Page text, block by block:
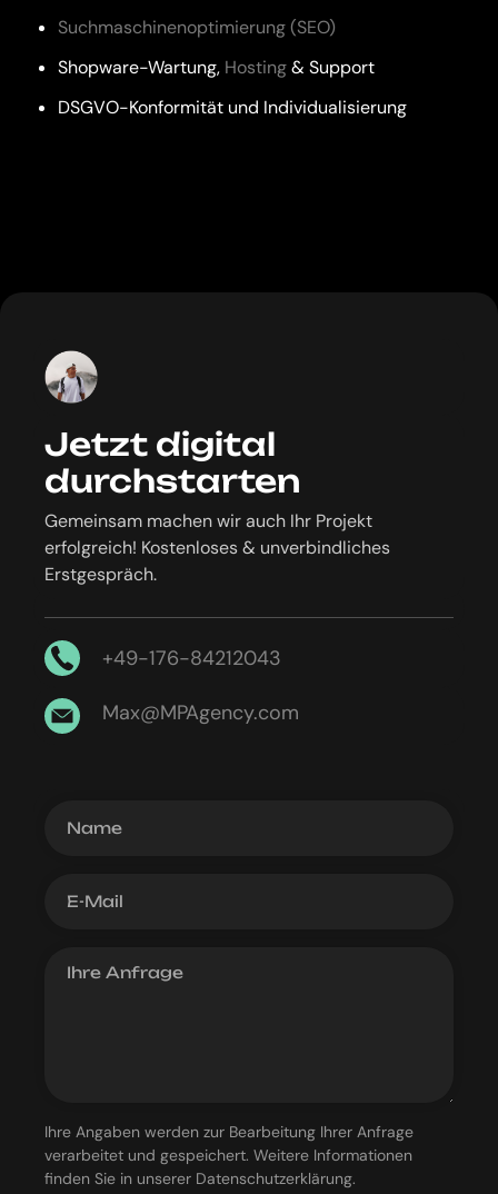
Suchmaschinenoptimierung (SEO)
Shopware-Wartung, Hosting& Support
DSGVO-Konformität und Individualisierung
Jetzt digital
durchstarten
Gemeinsam machen wir auch Ihr Projekt
erfolgreich! Kostenloses & unverbindliches
Erstgespräch.
+49-176-84212043
Max@MPAgency.com
Ihre Angaben werden zur Bearbeitung Ihrer Anfrage
verarbeitet und gespeichert. Weitere Informationen
finden Sie in unserer Datenschutzerklärung.